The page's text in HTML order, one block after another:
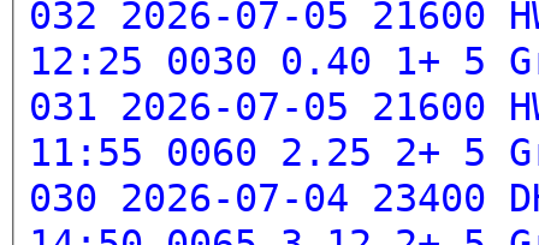
032 2026-07-05 21600
12:25 0030 0.40 1+ 5
031 2026-07-05 21600
11:55 0060 2.25 2+ 5
030 2026-07-04 23400